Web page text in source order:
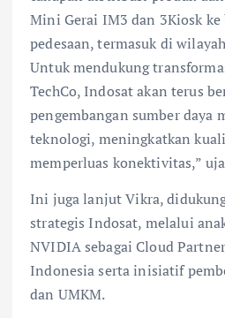
Mini Gerai IM3 dan 3Kiosk ke
pedesaan, termasuk di
Untuk mendukung
TechCo, Indosat akan terus
pengembangan sumber daya
teknologi, meningkatkan
memperluas konektivitas,”
Ini juga lanjut Vikra,
strategis Indosat, melalui
NVIDIA sebagai Cloud
Indonesia serta inisiatif
dan UMKM.